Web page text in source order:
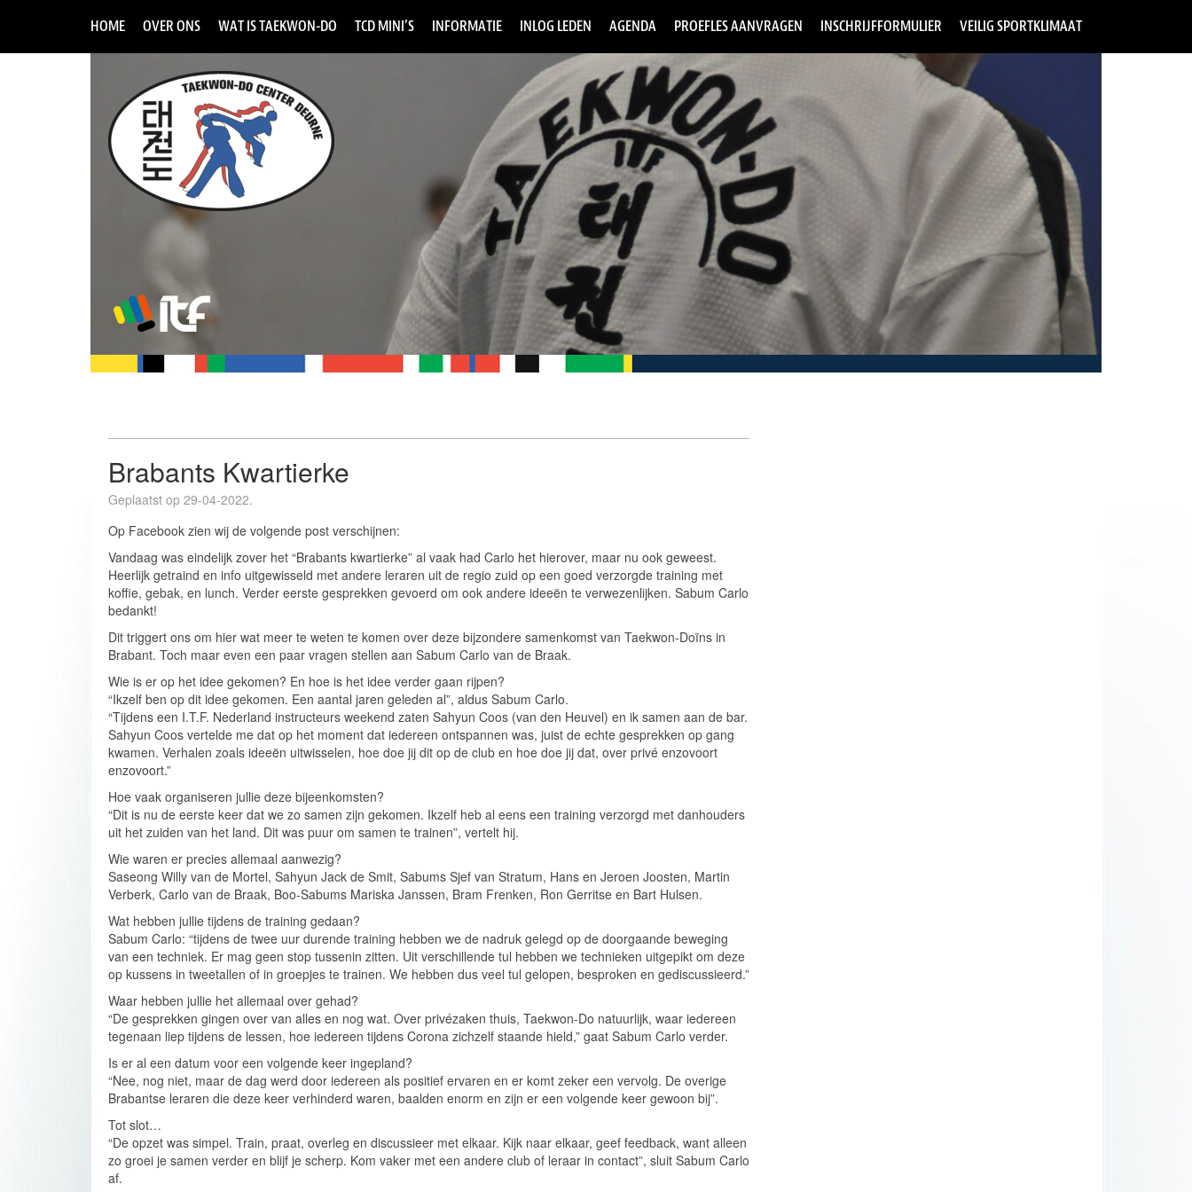
HOME OVER ONS WAT IS TAEKWON-DO TCD MINI’S INFORMATIE INLOG LEDEN AGENDA PROEFLES AANVRAGEN INSCHRIJFFORMULIER VEILIG SPORTKLIMAAT
Brabants Kwartierke
Geplaatst op 29-04-2022.
Op Facebook zien wij de volgende post verschijnen:
Vandaag was eindelijk zover het “Brabants kwartierke” al vaak had Carlo het hierover, maar nu ook geweest.
Heerlijk getraind en info uitgewisseld met andere leraren uit de regio zuid op een goed verzorgde training met
koffie, gebak, en lunch. Verder eerste gesprekken gevoerd om ook andere ideeën te verwezenlijken. Sabum Carlo
bedankt!
Dit triggert ons om hier wat meer te weten te komen over deze bijzondere samenkomst van Taekwon-Doïns in
Brabant. Toch maar even een paar vragen stellen aan Sabum Carlo van de Braak.
Wie is er op het idee gekomen? En hoe is het idee verder gaan rijpen?
“Ikzelf ben op dit idee gekomen. Een aantal jaren geleden al”, aldus Sabum Carlo.
“Tijdens een I.T.F. Nederland instructeurs weekend zaten Sahyun Coos (van den Heuvel) en ik samen aan de bar.
Sahyun Coos vertelde me dat op het moment dat iedereen ontspannen was, juist de echte gesprekken op gang
kwamen. Verhalen zoals ideeën uitwisselen, hoe doe jij dit op de club en hoe doe jij dat, over privé enzovoort
enzovoort.”
Hoe vaak organiseren jullie deze bijeenkomsten?
“Dit is nu de eerste keer dat we zo samen zijn gekomen. Ikzelf heb al eens een training verzorgd met danhouders
uit het zuiden van het land. Dit was puur om samen te trainen”, vertelt hij.
Wie waren er precies allemaal aanwezig?
Saseong Willy van de Mortel, Sahyun Jack de Smit, Sabums Sjef van Stratum, Hans en Jeroen Joosten, Martin
Verberk, Carlo van de Braak, Boo-Sabums Mariska Janssen, Bram Frenken, Ron Gerritse en Bart Hulsen.
Wat hebben jullie tijdens de training gedaan?
Sabum Carlo: “tijdens de twee uur durende training hebben we de nadruk gelegd op de doorgaande beweging
van een techniek. Er mag geen stop tussenin zitten. Uit verschillende tul hebben we technieken uitgepikt om deze
op kussens in tweetallen of in groepjes te trainen. We hebben dus veel tul gelopen, besproken en gediscussieerd.”
Waar hebben jullie het allemaal over gehad?
“De gesprekken gingen over van alles en nog wat. Over privézaken thuis, Taekwon-Do natuurlijk, waar iedereen
tegenaan liep tijdens de lessen, hoe iedereen tijdens Corona zichzelf staande hield,” gaat Sabum Carlo verder.
Is er al een datum voor een volgende keer ingepland?
“Nee, nog niet, maar de dag werd door iedereen als positief ervaren en er komt zeker een vervolg. De overige
Brabantse leraren die deze keer verhinderd waren, baalden enorm en zijn er een volgende keer gewoon bij”.
Tot slot…
“De opzet was simpel. Train, praat, overleg en discussieer met elkaar. Kijk naar elkaar, geef feedback, want alleen
zo groei je samen verder en blijf je scherp. Kom vaker met een andere club of leraar in contact”, sluit Sabum Carlo
af.